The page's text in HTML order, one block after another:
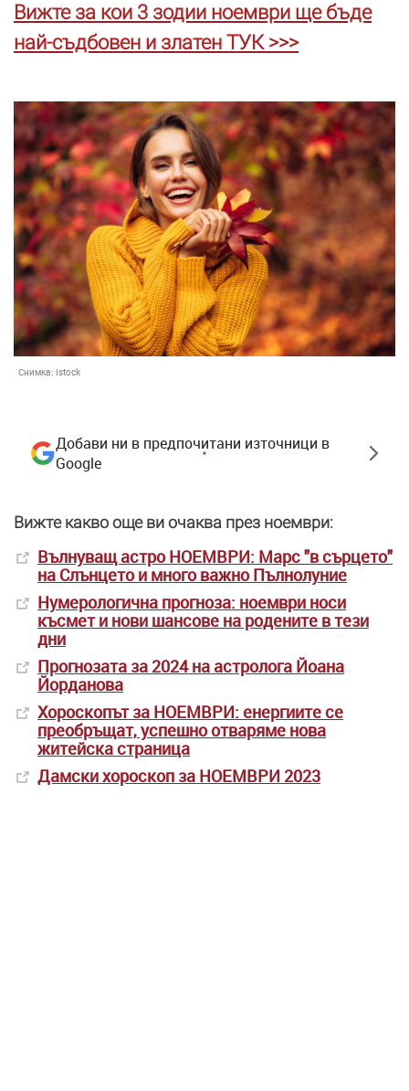
Вижте за кои 3 зодии ноември ще бъде
най-съдбовен и златен ТУК >>>
Снимка: Istock
Добави ни в предпочитани източници в
Google
Вижте какво още ви очаква през ноември:
Вълнуващ астро НОЕМВРИ: Марс "в сърцето"
на Слънцето и много важно Пълнолуние
Нумерологична прогноза: ноември носи
късмет и нови шансове на родените в тези
дни
Прогнозата за 2024 на астролога Йоана
Йорданова
Хороскопът за НОЕМВРИ: енергиите се
преобръщат, успешно отваряме нова
житейска страница
Дамски хороскоп за НОЕМВРИ 2023